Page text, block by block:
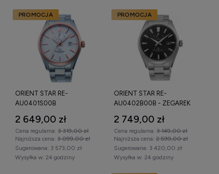
ORIENT STAR RE-
AU0401S00B
2 649,00 zł
Cena regularna: 3 319,00 zł
Najniższa cena: 3 099,00 zł
Wysyłka w: 24 godziny
Sugerowana: 3 573,00 zł
PROMOCJA
ORIENT STAR RE-
AU0402B00B - ZEGAREK
2 749,00 zł
Cena regularna: 3 149,00 zł
Najniższa cena: 2 599,00 zł
Wysyłka w: 24 godziny
Sugerowana: 3 420,00 zł
PROMOCJA